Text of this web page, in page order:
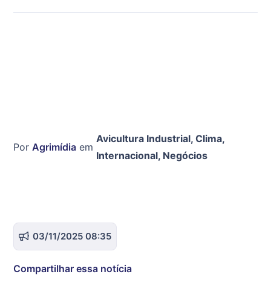
Por Agrimídia em
Avicultura Industrial, Clima,
Internacional, Negócios
03/11/2025 08:35
Compartilhar essa notícia